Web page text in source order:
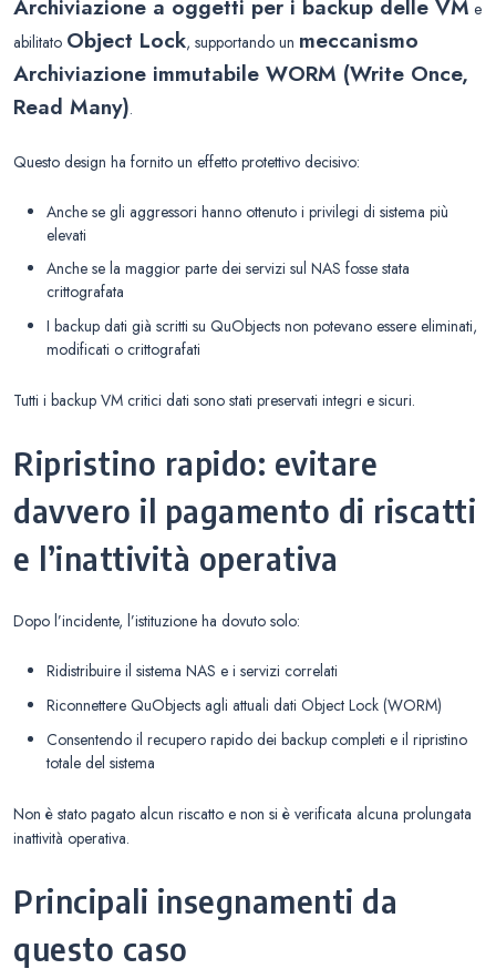
e
abilitato Object Lock, supportando un meccanismo
Archiviazione immutabile WORM (Write Once,
Read Many).
Questo design ha fornito un effetto protettivo decisivo:
Anche se gli aggressori hanno ottenuto i privilegi di sistema più
elevati
Anche se la maggior parte dei servizi sul NAS fosse stata
crittografata
I backup dati già scritti su QuObjects non potevano essere eliminati,
modificati o crittografati
Tutti i backup VM critici dati sono stati preservati integri e sicuri.
Ripristino rapido: evitare
davvero il pagamento di riscatti
e l’inattività operativa
Dopo l’incidente, l’istituzione ha dovuto solo:
Ridistribuire il sistema NAS e i servizi correlati
Riconnettere QuObjects agli attuali dati Object Lock (WORM)
Consentendo il recupero rapido dei backup completi e il ripristino
totale del sistema
Non è stato pagato alcun riscatto e non si è verificata alcuna prolungata
inattività operativa.
Principali insegnamenti da
questo caso